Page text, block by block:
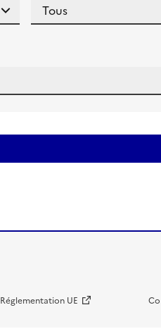
Réglementation UE